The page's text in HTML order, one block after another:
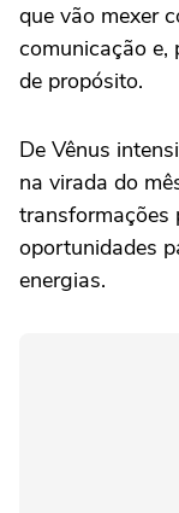
que vão mexer
comunicação e,
de propósito.
De Vênus
na virada do
transformações
oportunidades
energias.